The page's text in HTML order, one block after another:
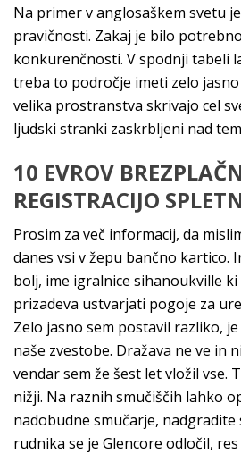
Na primer v anglosaškem svetu
pravičnosti. Zakaj je bilo
konkurenčnosti. V spodnji tabeli
treba to področje imeti zelo
velika prostranstva skrivajo cel
ljudski stranki zaskrbljeni nad
10 EVROV
REGISTRACIJO
Prosim za več informacij, da
danes vsi v žepu bančno kartico.
bolj, ime igralnice sihanoukville ki
prizadeva ustvarjati pogoje za
Zelo jasno sem postavil razliko,
naše zvestobe. Dražava ne ve in
vendar sem že šest let vložil vse.
nižji. Na raznih smučiščih lahko
nadobudne smučarje, nadgradite
rudnika se je Glencore odločil,